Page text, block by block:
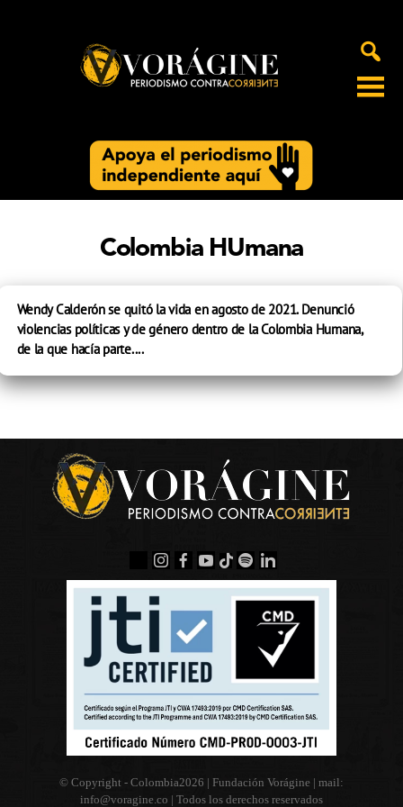
Colombia HUmana
Wendy Calderón se quitó la vida en agosto de 2021. Denunció
violencias políticas y de género dentro de la Colombia Humana,
de la que hacía parte....
© Copyright - Colombia2026 | Fundación Vorágine | mail:
info@voragine.co | Todos los derechos reservados